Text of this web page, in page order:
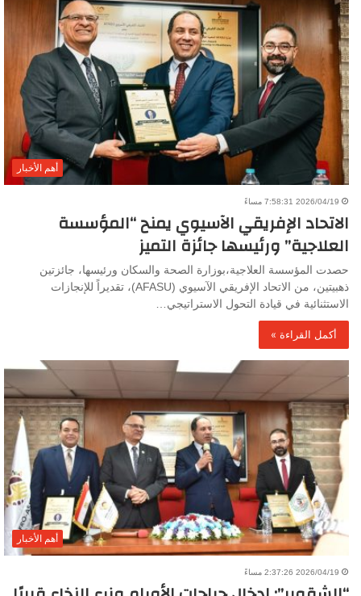
أهم الأخبار
2026/04/19 7:58:31 مساءً
الاتحاد الإفريقي الآسيوي يمنح “المؤسسة
العلاجية” ورئيسها جائزة التميز
حصدت المؤسسة العلاجية،بوزارة الصحة والسكان ورئيسها، جائزتين
ذهبيتين، من الاتحاد الإفريقي الآسيوي (AFASU)، تقديراً للإنجازات
الاستثنائية في قيادة التحول الاستراتيجي…
أكمل القراءة »
أهم الأخبار
2026/04/19 2:37:26 مساءً